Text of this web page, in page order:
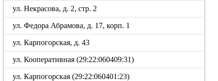
ул. Некрасова, д. 2, стр. 2
ул. Федора Абрамова, д. 17, корп. 1
ул. Карпогорская, д. 43
ул. Кооперативная (29:22:060409:31)
ул. Карпогорская (29:22:060401:23)